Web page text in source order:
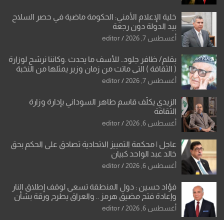
خلية الإعلام الأمني: الحكومة ماضية في حصر السلاح
بيد الدولة دون رجعة
أغسطس 7, 2026 editor
بقلم/ ظافر جلود.. للأسف ما يحدث .وكاننا نرشح لوزارة
( الثقافة ) التي ماتت من زمان وزير يمثلها من النخبة
والإرث العظيم للثقافة العراقية..
أغسطس 7, 2026 editor
الزيدي يكلّف قاسم طاهر السوداني بإدارة وزارة
الثقافة
أغسطس 6, 2026 editor
عاجل | محكمة التمييز الاتحادية تصادق على الحكم بحق
خالد عبد الواحد كبيان
أغسطس 6, 2026 editor
فؤاد حسين : دول المنطقة تسعى لوقف إطلاق النار
وإعادة فتح مضيق هرمز .. والعراق يطرح ورقة بشأن
تحولات القدس
أغسطس 6, 2026 editor